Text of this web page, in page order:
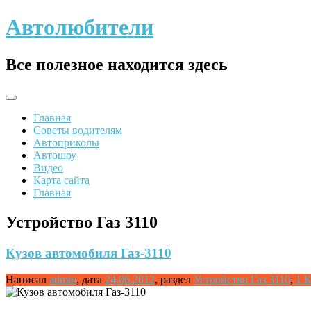
Skip
to
Автолюбители
Все полезное находится здесь
Главная
Советы водителям
Автоприколы
Автошоу
Видео
Карта сайта
Главная
Устройство Газ 3110
Кузов автомобиля Газ-3110
Написал admin, дата 24.06.2012, раздел Устройство Газ 3110, 1